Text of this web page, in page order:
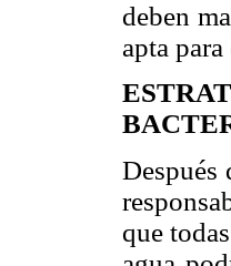
deben
apta
Después
que